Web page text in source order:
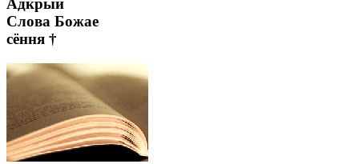
Адкрый
Слова Божае
сёння †